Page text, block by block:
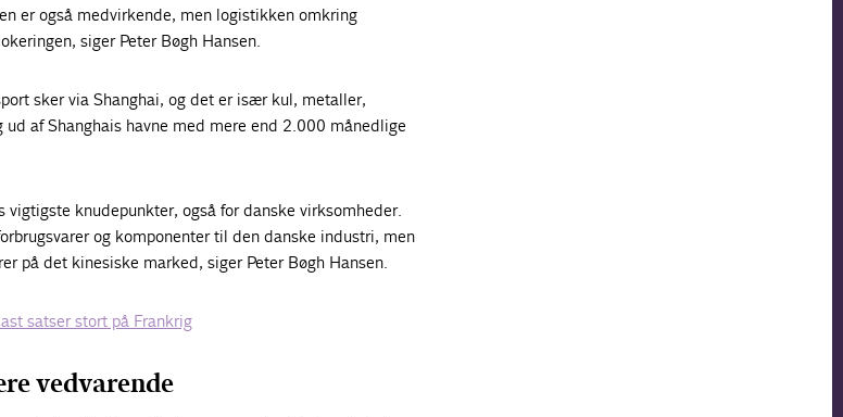
er også medvirkende, men logistikken omkring
siger Peter Bøgh Hansen.
sker via Shanghai, og det er især kul, metaller,
af Shanghais havne med mere end 2.000 månedlige
knudepunkter, også for danske virksomheder.
og komponenter til den danske industri, men
på det kinesiske marked, siger Peter Bøgh Hansen.
satser stort på Frankrig
vedvarende